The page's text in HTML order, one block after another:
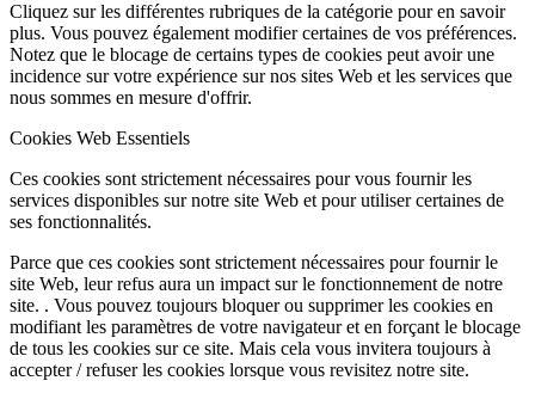
Cliquez sur les différentes rubriques de la catégorie pour en savoir
plus. Vous pouvez également modifier certaines de vos préférences.
Notez que le blocage de certains types de cookies peut avoir une
incidence sur votre expérience sur nos sites Web et les services que
nous sommes en mesure d'offrir.
Cookies Web Essentiels
Ces cookies sont strictement nécessaires pour vous fournir les
services disponibles sur notre site Web et pour utiliser certaines de
ses fonctionnalités.
Parce que ces cookies sont strictement nécessaires pour fournir le
site Web, leur refus aura un impact sur le fonctionnement de notre
site. . Vous pouvez toujours bloquer ou supprimer les cookies en
modifiant les paramètres de votre navigateur et en forçant le blocage
de tous les cookies sur ce site. Mais cela vous invitera toujours à
accepter / refuser les cookies lorsque vous revisitez notre site.